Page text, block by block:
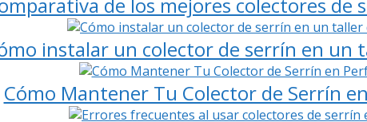
instalar un colector de serrín en un
Cómo Mantener Tu Colector de Serrín